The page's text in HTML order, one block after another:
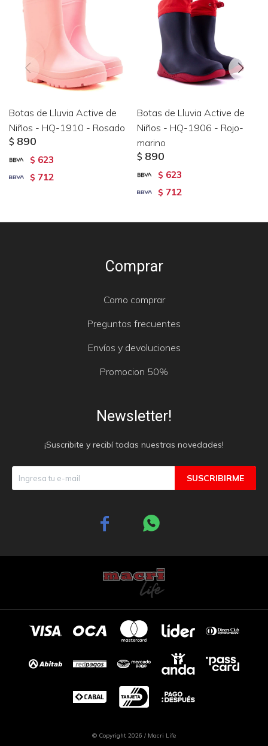
Botas de Lluvia Active de
Niños - HQ-1910 - Rosado
$ 890
$ 623
$ 712
Botas de Lluvia Active de
Niños - HQ-1906 - Rojo-
marino
$ 890
$ 623
$ 712
Comprar
Como comprar
Preguntas frecuentes
Envíos y devoluciones
Promocion 50%
Newsletter!
¡Suscribite y recibí todas nuestras novedades!
SUSCRIBIRME
 
© Copyright 2026 / Macri Life